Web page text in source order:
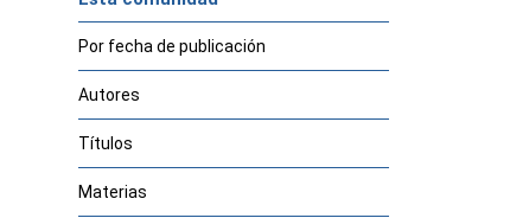
Por fecha de publicación
Autores
Títulos
Materias